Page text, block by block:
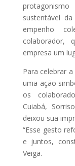
sustentável
empenho
colaborador,
empresa um
Para celebrar
uma ação
os
Cuiabá,
deixou sua
“Esse gesto
e juntos,
Veiga.